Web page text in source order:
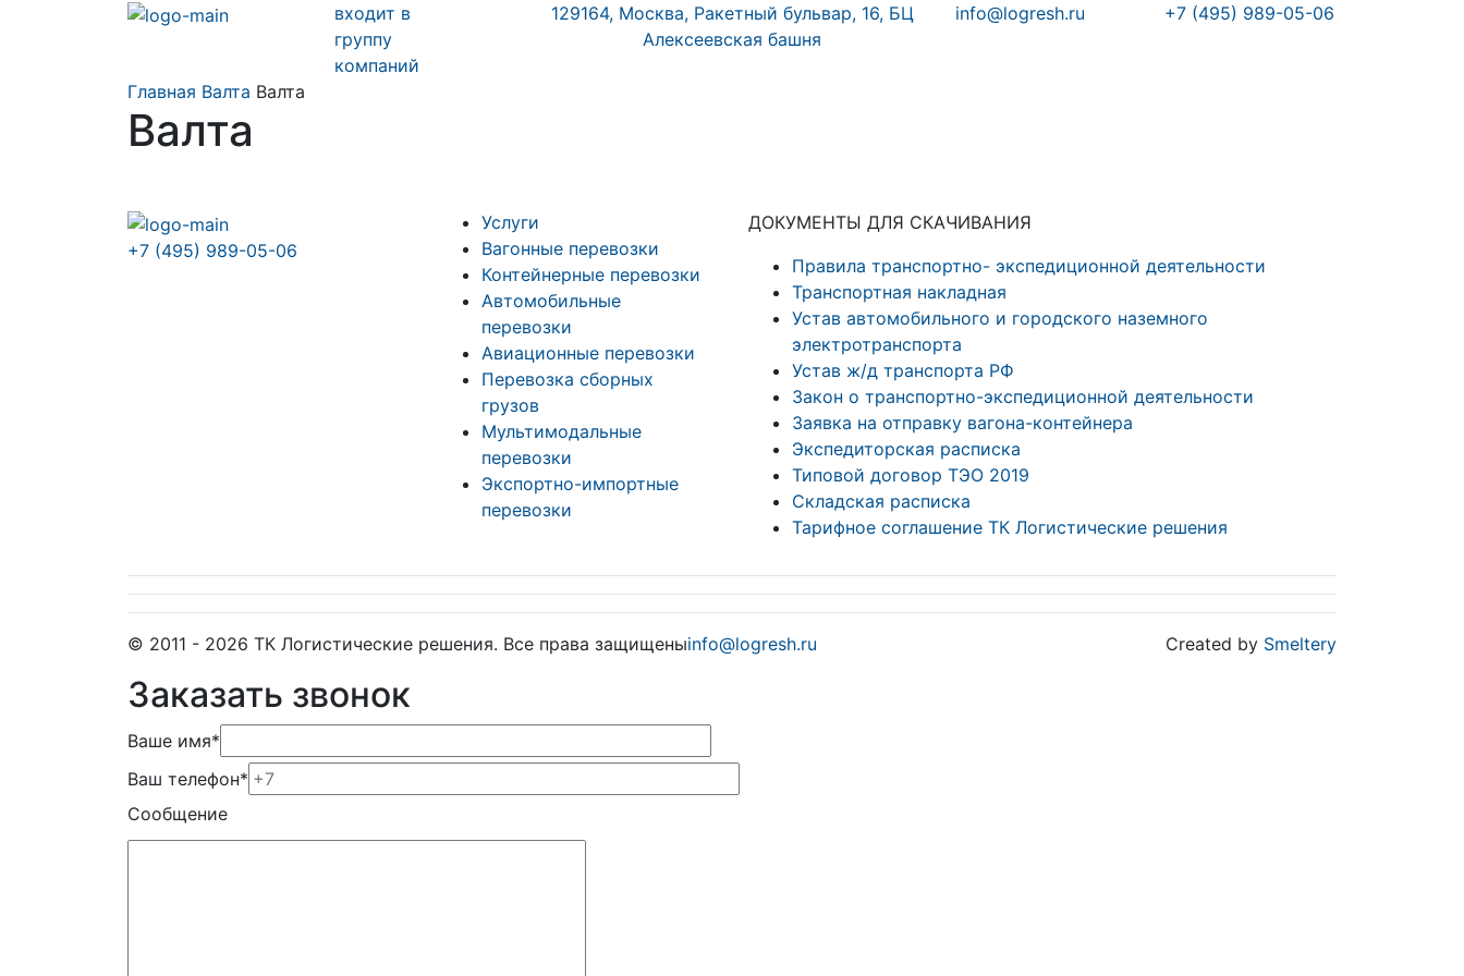
входит в
группу
компаний
129164, Москва, Ракетный бульвар, 16, БЦ
Алексеевская башня
info@logresh.ru +7 (495) 989-05-06
Главная Валта Валта
Валта
+7 (495) 989-05-06
Услуги
Вагонные перевозки
Контейнерные перевозки
Автомобильные
перевозки
Авиационные перевозки
Перевозка сборных
грузов
Мультимодальные
перевозки
Экспортно-импортные
перевозки
ДОКУМЕНТЫ ДЛЯ СКАЧИВАНИЯ
Правила транспортно- экспедиционной деятельности
Транспортная накладная
Устав автомобильного и городского наземного
электротранспорта
Устав ж/д транспорта РФ
Закон о транспортно-экспедиционной деятельности
Заявка на отправку вагона-контейнера
Экспедиторская расписка
Типовой договор ТЭО 2019
Складская расписка
Тарифное соглашение ТК Логистические решения
info@logresh.ru
© 2011 - 2026 ТК Логистические решения. Все права защищены Created by Smeltery
Заказать звонок
Ваше имя*
Ваш телефон*
Сообщение